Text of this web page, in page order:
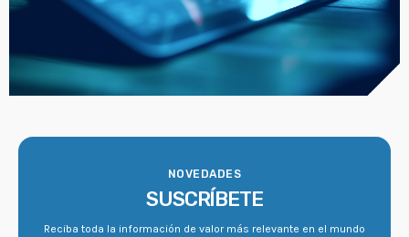
NOVEDADES
SUSCRÍBETE
Reciba toda la información de valor más relevante en el mundo